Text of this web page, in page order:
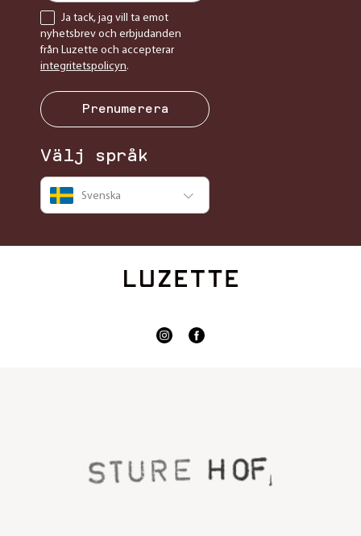
Ja tack, jag vill ta emot
nyhetsbrev och erbjudanden
från Luzette och accepterar
integritetspolicyn.
Prenumerera
Välj språk
Svenska